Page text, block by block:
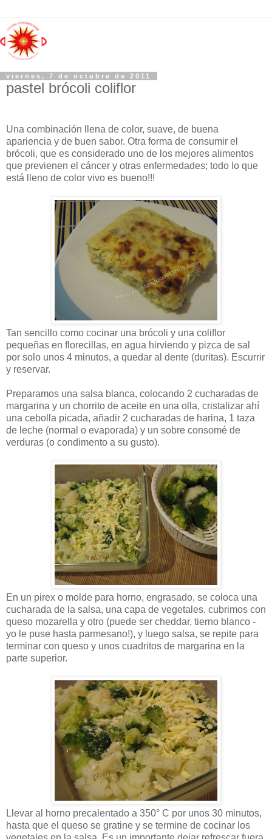
viernes, 7 de octubre de 2011
pastel brócoli coliflor
Una combinación llena de color, suave, de buena
apariencia y de buen sabor. Otra forma de consumir el
brócoli, que es considerado uno de los mejores alimentos
que previenen el cáncer y otras enfermedades; todo lo que
está lleno de color vivo es bueno!!!
Tan sencillo como cocinar una brócoli y una coliflor
pequeñas en florecillas, en agua hirviendo y pizca de sal
por solo unos 4 minutos, a quedar al dente (duritas). Escurrir
y reservar.
Preparamos una salsa blanca, colocando 2 cucharadas de
margarina y un chorrito de aceite en una olla, cristalizar ahí
una cebolla picada, añadir 2 cucharadas de harina, 1 taza
de leche (normal o evaporada) y un sobre consomé de
verduras (o condimento a su gusto).
En un pirex o molde para horno, engrasado, se coloca una
cucharada de la salsa, una capa de vegetales, cubrimos con
queso mozarella y otro (puede ser cheddar, tierno blanco -
yo le puse hasta parmesano!), y luego salsa, se repite para
terminar con queso y unos cuadritos de margarina en la
parte superior.
Llevar al horno precalentado a 350° C por unos 30 minutos,
hasta que el queso se gratine y se termine de cocinar los